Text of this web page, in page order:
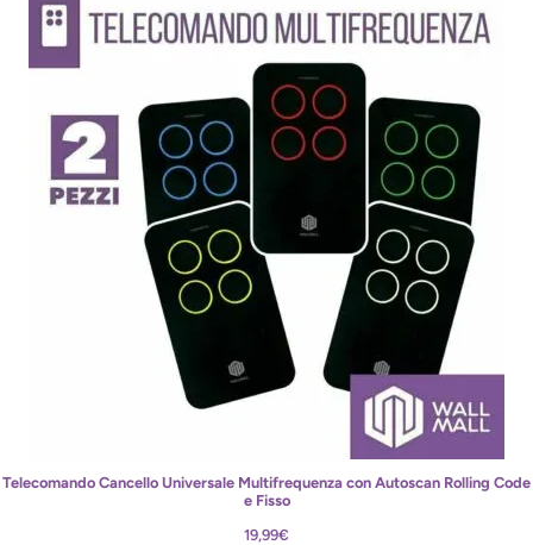
Telecomando Cancello Universale Multifrequenza con Autoscan Rolling Code
e Fisso
19,99€